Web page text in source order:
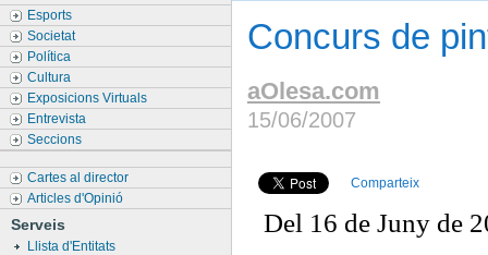
Esports
Societat
Política
Cultura
Exposicions Virtuals
Entrevista
Seccions
Cartes al director
Articles d'Opinió
Serveis
Llista d'Entitats
Concurs de
aOlesa.com
15/06/2007
Comparteix
Del 16 de Juny de